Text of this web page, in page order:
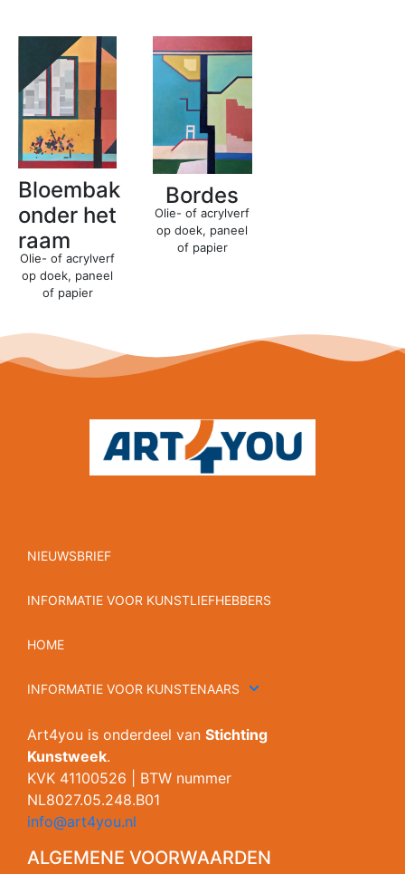
Bloembak
onder het
raam
Olie- of acrylverf
op doek, paneel
of papier
Bordes
Olie- of acrylverf
op doek, paneel
of papier
NIEUWSBRIEF
INFORMATIE VOOR KUNSTLIEFHEBBERS
HOME
INFORMATIE VOOR KUNSTENAARS
Art4you is onderdeel van Stichting
Kunstweek.
KVK 41100526 | BTW nummer
NL8027.05.248.B01
info@art4you.nl
ALGEMENE VOORWAARDEN